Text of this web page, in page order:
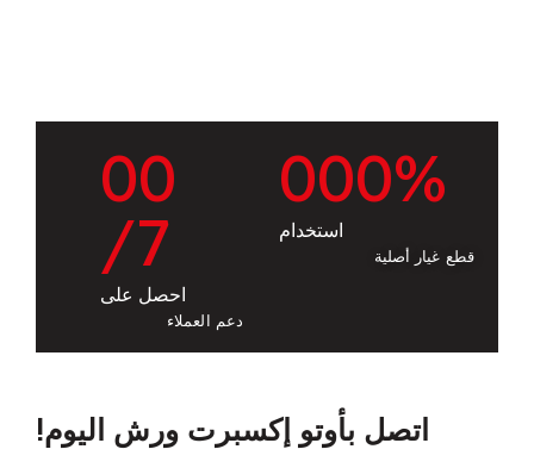
000%
استخدام
قطع غيار أصلية
00
/7
احصل على
دعم العملاء
اتصل بأوتو إكسبرت ورش اليوم!